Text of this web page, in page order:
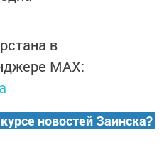
в
MАХ:
новостей Заинска?